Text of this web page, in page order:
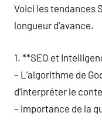
Voici les tendances
longueur d’avance.
1. **SEO et
– L’algorithme de
d’interpréter le
– Importance de la